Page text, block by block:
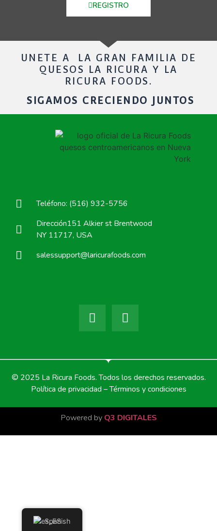
REGISTRO
UNETE A LA GRAN FAMILIA DE
QUESOS LA RICURA Y LA
RICURA FOODS.
SIGAMOS CRECIENDO JUNTOS
Teléfono: (516) 932-5756
Dirección151 Alkier st Brentwood
NY 11717, USA
salessupport@laricurafoods.com
© 2025 La Ricura Foods. Todos los derechos reservados.
Política de privacidad – Términos y condiciones
Powered by Q3 DIGITALES
Spanish